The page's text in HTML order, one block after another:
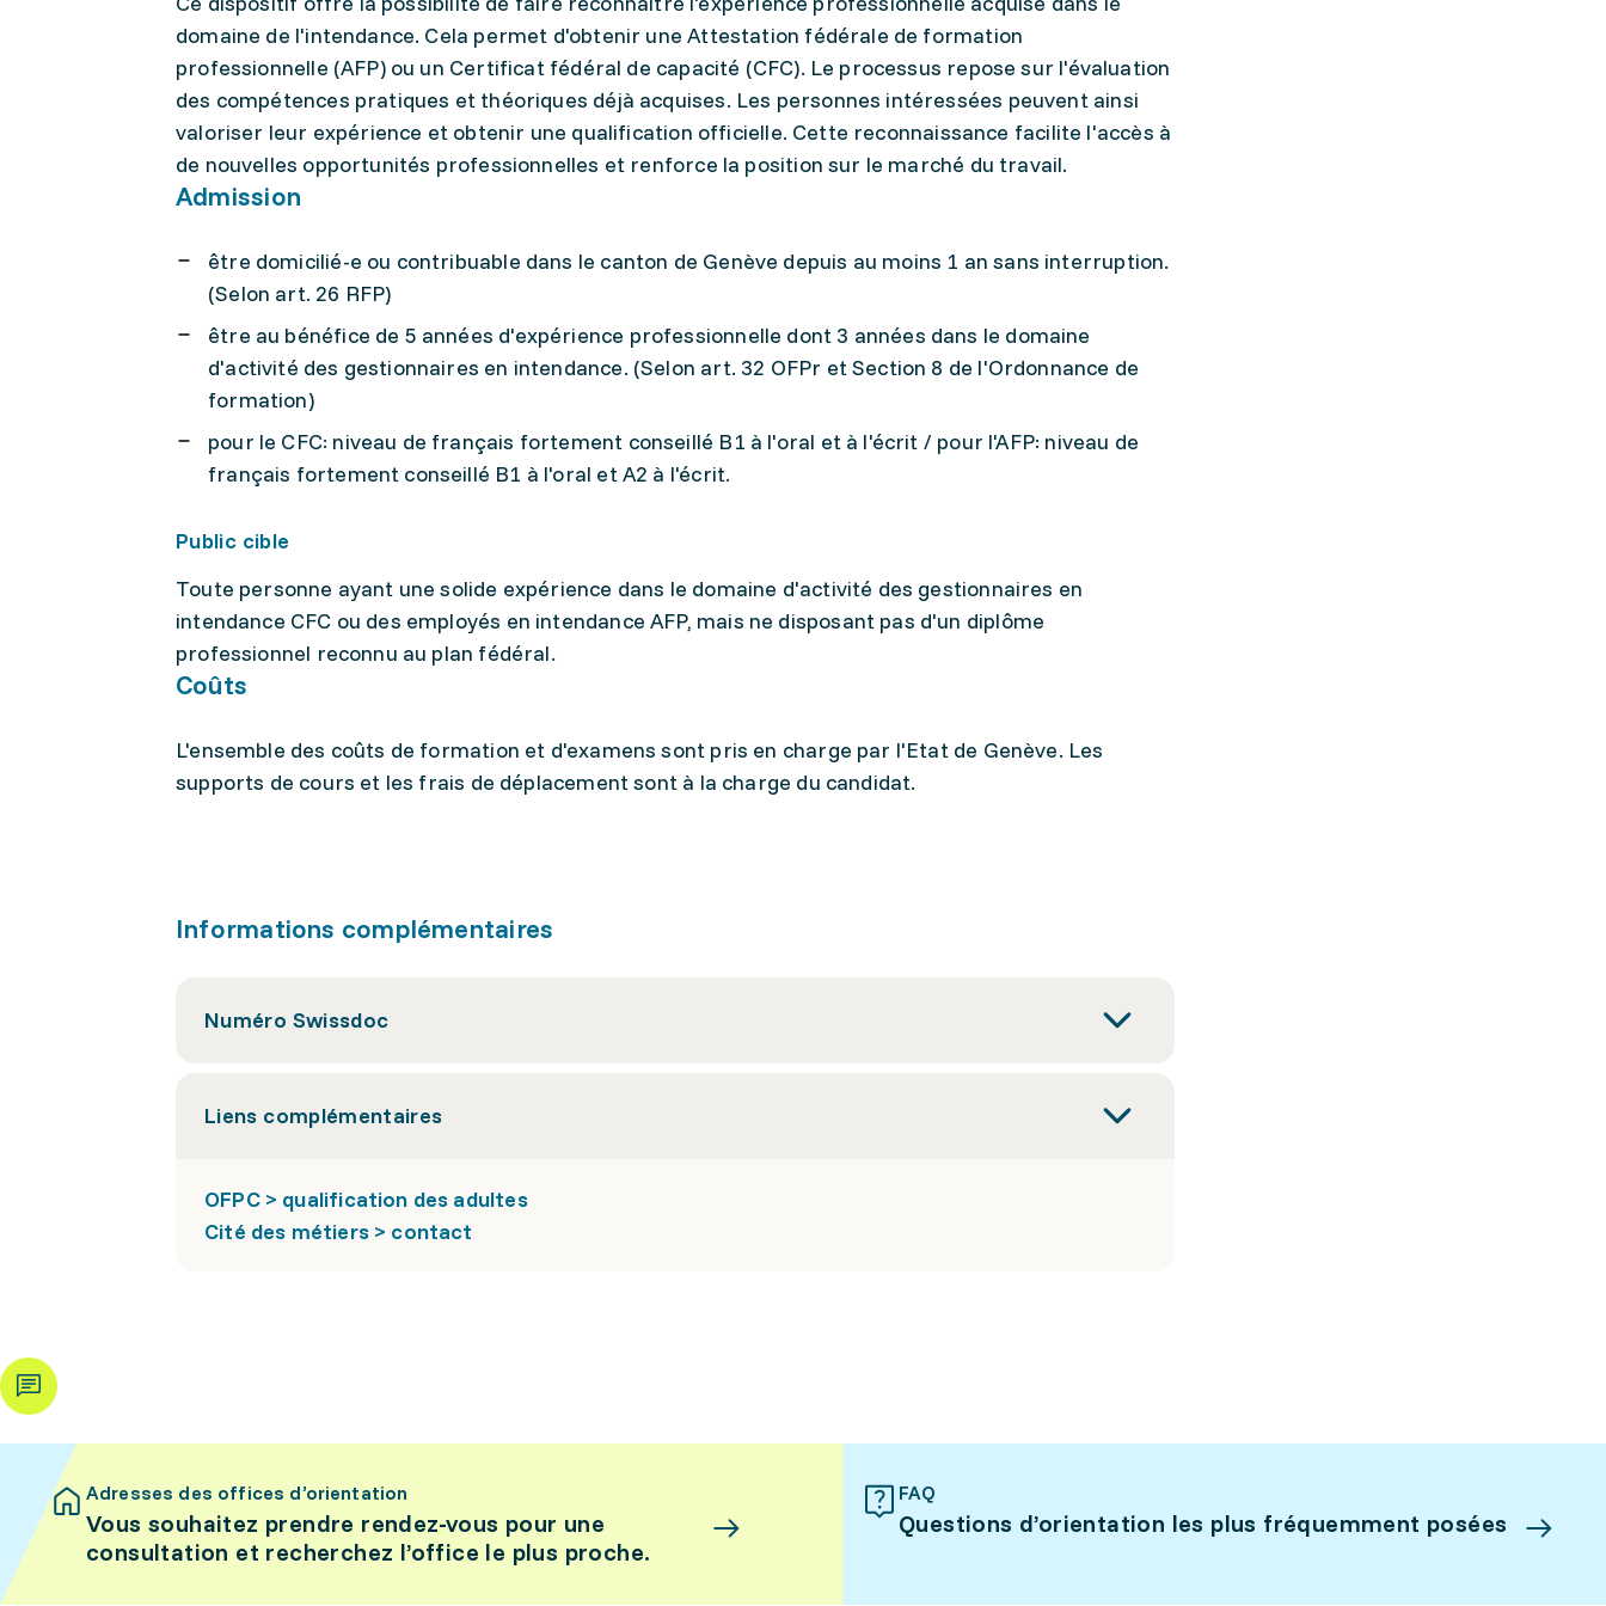
domaine de l'intendance. Cela permet d'obtenir une Attestation fédérale de formation
professionnelle (AFP) ou un Certificat fédéral de capacité (CFC). Le processus repose sur l'évaluation
des compétences pratiques et théoriques déjà acquises. Les personnes intéressées peuvent ainsi
valoriser leur expérience et obtenir une qualification officielle. Cette reconnaissance facilite l'accès à
de nouvelles opportunités professionnelles et renforce la position sur le marché du travail.
Admission
être domicilié-e ou contribuable dans le canton de Genève depuis au moins 1 an sans interruption.
(Selon art. 26 RFP)
être au bénéfice de 5 années d'expérience professionnelle dont 3 années dans le domaine
d'activité des gestionnaires en intendance. (Selon art. 32 OFPr et Section 8 de l'Ordonnance de
formation)
pour le CFC: niveau de français fortement conseillé B1 à l'oral et à l'écrit / pour l'AFP: niveau de
français fortement conseillé B1 à l'oral et A2 à l'écrit.
Public cible
Toute personne ayant une solide expérience dans le domaine d'activité des gestionnaires en
intendance CFC ou des employés en intendance AFP, mais ne disposant pas d'un diplôme
professionnel reconnu au plan fédéral.
Coûts
L'ensemble des coûts de formation et d'examens sont pris en charge par l'Etat de Genève. Les
supports de cours et les frais de déplacement sont à la charge du candidat.
Informations complémentaires
Numéro Swissdoc
Liens complémentaires
OFPC > qualification des adultes
Cité des métiers > contact
Adresses des offices d’orientation
Vous souhaitez prendre rendez-vous pour une
consultation et recherchez l’office le plus proche.
FAQ
Questions d’orientation les plus fréquemment posées